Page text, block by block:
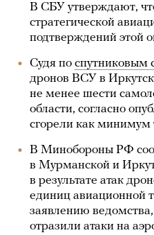
В СБУ утверждают,
стратегической
подтверждений этой
Судя по спутниковым
дронов ВСУ в
не менее шести
области, согласно
сгорели как минимум
В Минобороны РФ
в Мурманской и
в результате атак
единиц авиационной
заявлению
отразили атаки на